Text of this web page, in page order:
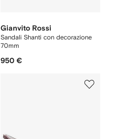
Gianvito Rossi
Sandali Shanti con decorazione
70mm
950 €